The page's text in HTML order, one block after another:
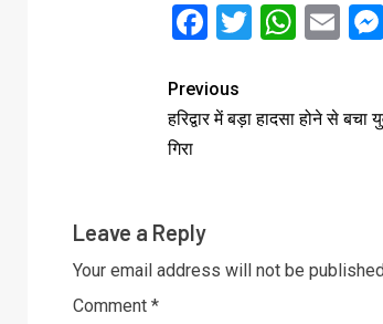
Facebook
Twitter
Previous
हरिद्वार में बड़ा हादसा होने से
गिरा
Leave a Reply
Your email address will not be
Comment *